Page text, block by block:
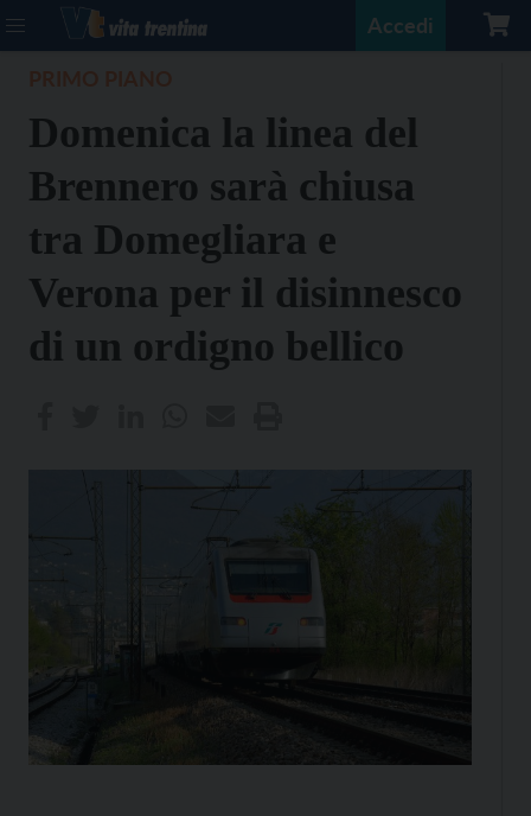
Accedi
Domenica la linea del
Brennero sarà chiusa
tra Domegliara e
Verona per il disinnesco
di un ordigno bellico